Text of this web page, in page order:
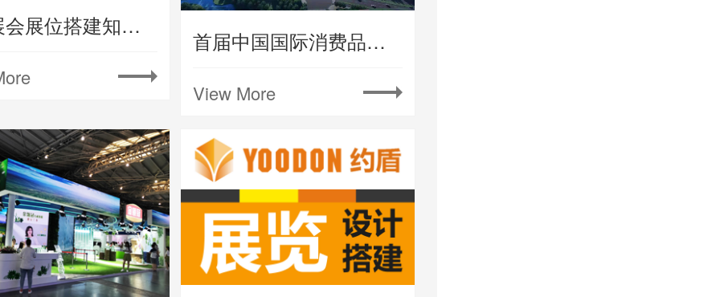
上海展会展位搭建知名大型会展公司
首届中国国际消费品博览会将在海南举办
View More